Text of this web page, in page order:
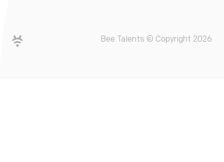
Bee Talents © Copyright 2026